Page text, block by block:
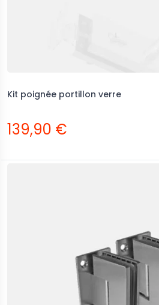
Kit poignée portillon verre
139,90 €